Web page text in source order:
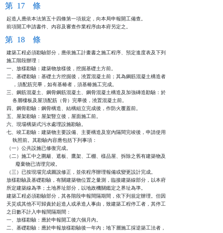
第 17 條
起造人應依本法第五十四條第一項規定，向本局申報開工備查。
前項開工申請書件、內容及審查作業程序由本府另定之。
第 18 條
建築工程必須勘驗部分，應依施工計畫書之施工程序、預定進度表及下列
施工階段辦理：
一、放樣勘驗：建築物放樣後，挖掘基礎土方前。
二、基礎勘驗：基礎土方挖掘後，澆置混凝土前；其為鋼筋混凝土構造者
    ，須配筋完畢，如有基椿者，須基椿施工完成。
三、鋼筋混凝土、鋼骨鋼筋混凝土、鋼骨混凝土構造及加強磚造勘驗：於
    各層樓板及屋頂配筋（骨）完畢後，澆置混凝土前。
四、鋼骨勘驗：鋼骨構造、結構組立完成後，作防火覆蓋前。
五、屋架勘驗：屋架豎立後，屋面施工前。
六、現場構築式污水處理設施勘驗。
七、竣工勘驗：建築物主要設備、主要構造及室內隔間完竣後，申請使用
    執照前。其勘驗內容應包括下列事項：
（一）公共設施已修復完成。
（二）施工中之圍籬、遮板、鷹架、工棚、樣品屋、拆除之舊有建築物及
      廢棄物已清理完竣。
（三）已按現場完成圖說修正，並依程序辦理報備或變更設計完成。
放樣勘驗及基礎勘驗，有關建築物位置之量測，臨接建築線部分，以本府
所定建築線為準；土地界址部分，以地政機關鑑定之界址為準。
建築工程必須勘驗部分，其各階段申報間隔期間，依下列規定辦理。但因
天災或其他不可歸責於起造人或承造人事由，致建築工程停工者，其停工
之日數不計入申報間隔期間：
一、放樣勘驗：應於申報開工後六個月內。
二、基礎勘驗：應於申報放樣勘驗後一年內；地下層施工採逆築工法者，